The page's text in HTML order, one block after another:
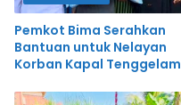
Pemkot Bima Serahkan
Bantuan untuk Nelayan
Korban Kapal Tenggelam